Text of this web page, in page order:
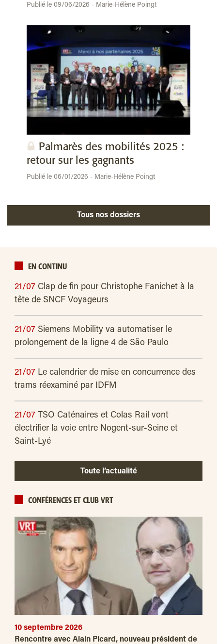
Publié le 09/06/2026 - Marie-Hélène Poingt
Palmarès des mobilités 2025 :
retour sur les gagnants
Publié le 06/01/2026 - Marie-Hélène Poingt
Tous nos dossiers
EN CONTINU
21/07 Clap de fin pour Christophe Fanichet à la
tête de SNCF Voyageurs
21/07 Siemens Mobility va automatiser le
prolongement de la ligne 4 de São Paulo
21/07 Le calendrier de mise en concurrence des
trams réexaminé par IDFM
21/07 TSO Caténaires et Colas Rail vont
électrifier la voie entre Nogent-sur-Seine et
Saint-Lyé
Toute l’actualité
CONFÉRENCES ET CLUB VRT
10 septembre 2026
Rencontre avec Alain Picard, nouveau président de